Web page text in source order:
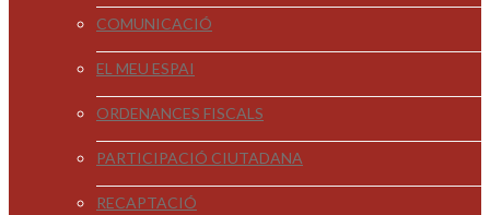
COMUNICACIÓ
EL MEU ESPAI
ORDENANCES FISCALS
PARTICIPACIÓ CIUTADANA
RECAPTACIÓ